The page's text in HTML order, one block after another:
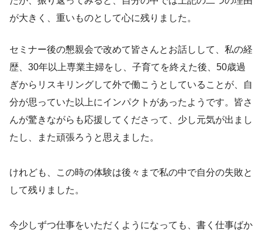
が大きく、重いものとして心に残りました。
セミナー後の懇親会で改めて皆さんとお話しして、私の経
歴、30年以上専業主婦をし、子育てを終えた後、50歳過
ぎからリスキリングして外で働こうとしていることが、自
分が思っていた以上にインパクトがあったようです。皆さ
んが驚きながらも応援してくださって、少し元気が出まし
たし、また頑張ろうと思えました。
けれども、この時の体験は後々まで私の中で自分の失敗と
して残りました。
今少しずつ仕事をいただくようになっても、書く仕事ばか